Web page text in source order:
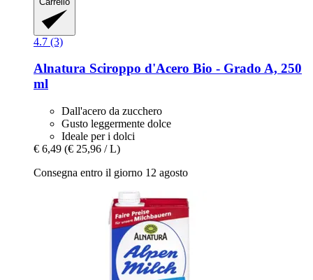
4.7 (3)
Alnatura Sciroppo d'Acero Bio -​ Grado A, 250
ml
Dall'acero da zucchero
Gusto leggermente dolce
Ideale per i dolci
€ 6,49 (€ 25,96 / L)
Consegna entro il giorno 12 agosto